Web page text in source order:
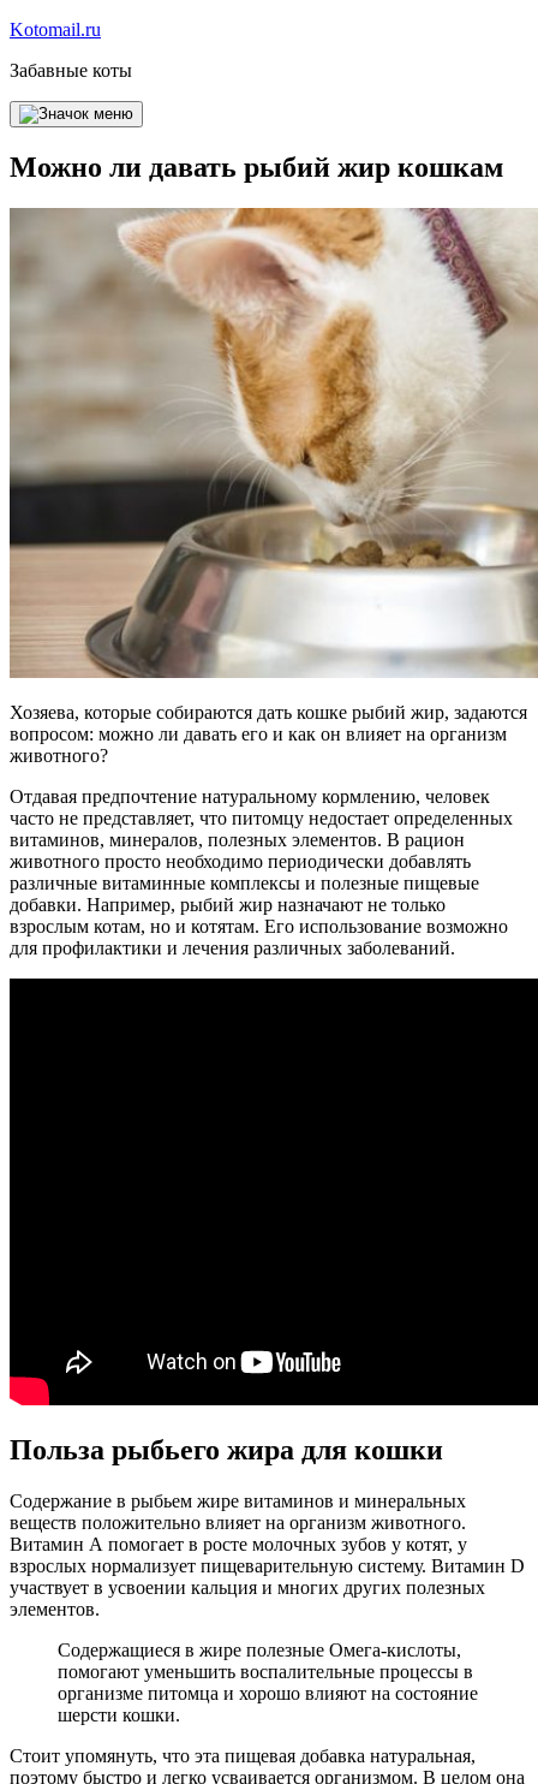
Перейти
содержимому
Kotomail.ru
Забавные коты
Можно ли давать рыбий жир кошкам
Хозяева, которые собираются дать кошке рыбий жир, задаются
вопросом: можно ли давать его и как он влияет на организм
животного?
Отдавая предпочтение натуральному кормлению, человек
часто не представляет, что питомцу недостает определенных
витаминов, минералов, полезных элементов. В рацион
животного просто необходимо периодически добавлять
различные витаминные комплексы и полезные пищевые
добавки. Например, рыбий жир назначают не только
взрослым котам, но и котятам. Его использование возможно
для профилактики и лечения различных заболеваний.
Польза рыбьего жира для кошки
Содержание в рыбьем жире витаминов и минеральных
веществ положительно влияет на организм животного.
Витамин А помогает в росте молочных зубов у котят, у
взрослых нормализует пищеварительную систему. Витамин D
участвует в усвоении кальция и многих других полезных
элементов.
Содержащиеся в жире полезные Омега-кислоты,
помогают уменьшить воспалительные процессы в
организме питомца и хорошо влияют на состояние
шерсти кошки.
Стоит упомянуть, что эта пищевая добавка натуральная,
поэтому быстро и легко усваивается организмом. В целом она